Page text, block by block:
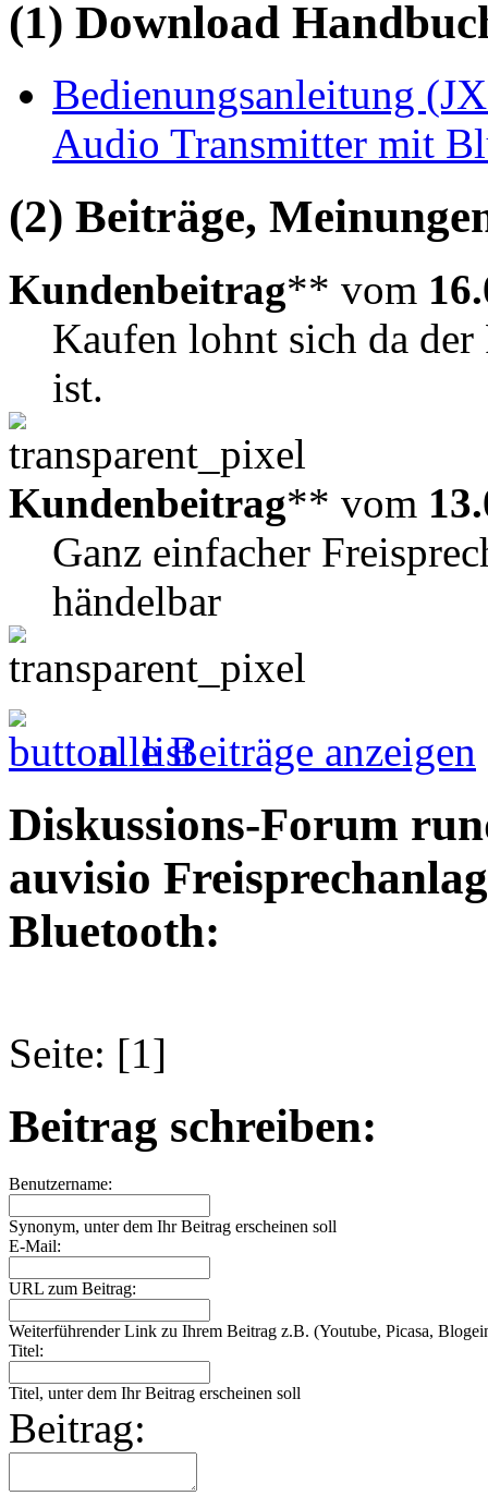
(1) Download
Bedienungsanleitung
Audio Transmitter mit
(2) Beiträge,
Kundenbeitrag** vom
Kaufen lohnt sich da
ist.
Kundenbeitrag** vom
Ganz einfacher
händelbar
alle Beiträge anzeigen
Diskussions-Forum
auvisio
Bluetooth:
Seite: [1]
Beitrag schreiben:
Benutzername:
Synonym, unter dem Ihr Beitrag erscheinen soll
E-Mail:
URL zum Beitrag:
Weiterführender Link zu Ihrem Beitrag z.B. (Youtube, Picasa,
Titel:
Titel, unter dem Ihr Beitrag erscheinen soll
Beitrag: